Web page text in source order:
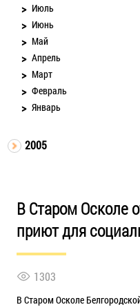
Июль
Июнь
Май
Апрель
Март
Февраль
Январь
2005
В Старом Осколе
приют для
1303
В Старом Осколе